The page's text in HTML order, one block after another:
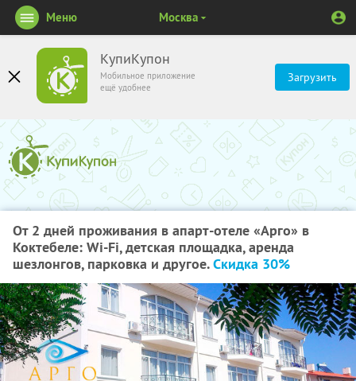
КупиКупон
Мобильное приложение
ещё удобнее
Загрузить
Меню Москва
От 2 дней проживания в апарт-отеле «Арго» в
Коктебеле: Wi-Fi, детская площадка, аренда
шезлонгов, парковка и другое.Скидка 30%